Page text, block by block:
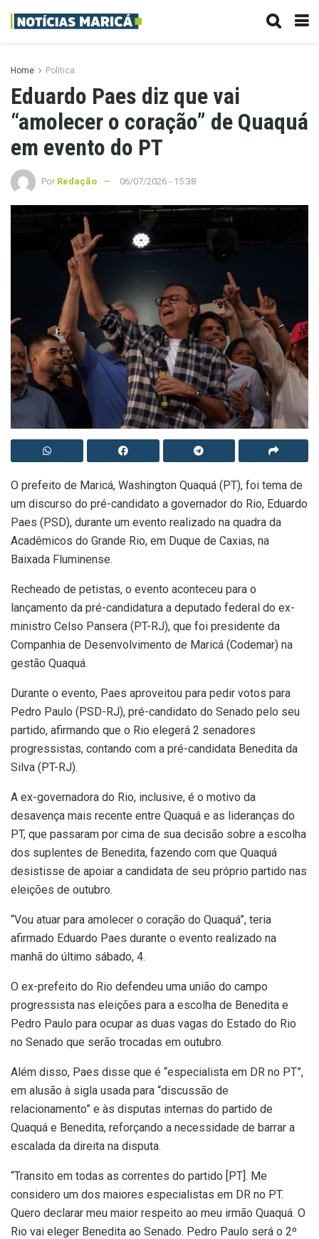
Home Política
Eduardo Paes diz que vai
“amolecer o coração” de Quaquá
em evento do PT
Por Redação 06/07/2026 - 15:38
O prefeito de Maricá, Washington Quaquá (PT), foi tema de
um discurso do pré-candidato a governador do Rio, Eduardo
Paes (PSD), durante um evento realizado na quadra da
Acadêmicos do Grande Rio, em Duque de Caxias, na
Baixada Fluminense.
Recheado de petistas, o evento aconteceu para o
lançamento da pré-candidatura a deputado federal do ex-
ministro Celso Pansera (PT-RJ), que foi presidente da
Companhia de Desenvolvimento de Maricá (Codemar) na
gestão Quaquá.
Durante o evento, Paes aproveitou para pedir votos para
Pedro Paulo (PSD-RJ), pré-candidato do Senado pelo seu
partido, afirmando que o Rio elegerá 2 senadores
progressistas, contando com a pré-candidata Benedita da
Silva (PT-RJ).
A ex-governadora do Rio, inclusive, é o motivo da
desavença mais recente entre Quaquá e as lideranças do
PT, que passaram por cima de sua decisão sobre a escolha
dos suplentes de Benedita, fazendo com que Quaquá
desistisse de apoiar a candidata de seu próprio partido nas
eleições de outubro.
“Vou atuar para amolecer o coração do Quaquá”, teria
afirmado Eduardo Paes durante o evento realizado na
manhã do último sábado, 4.
O ex-prefeito do Rio defendeu uma união do campo
progressista nas eleições para a escolha de Benedita e
Pedro Paulo para ocupar as duas vagas do Estado do Rio
no Senado que serão trocadas em outubro.
Além disso, Paes disse que é “especialista em DR no PT”,
em alusão à sigla usada para “discussão de
relacionamento” e às disputas internas do partido de
Quaquá e Benedita, reforçando a necessidade de barrar a
escalada da direita na disputa.
“Transito em todas as correntes do partido [PT]. Me
considero um dos maiores especialistas em DR no PT.
Quero declarar meu maior respeito ao meu irmão Quaquá. O
Rio vai eleger Benedita ao Senado. Pedro Paulo será o 2º